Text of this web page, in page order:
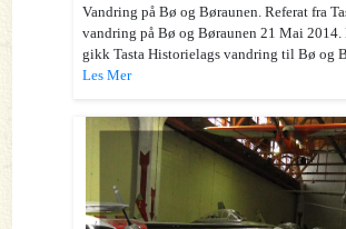
Vandring på Bø og Børaunen. Referat fra
vandring på Bø og Børaunen 21 Mai 2014.
gikk Tasta Historielags vandring til Bø og
Les Mer